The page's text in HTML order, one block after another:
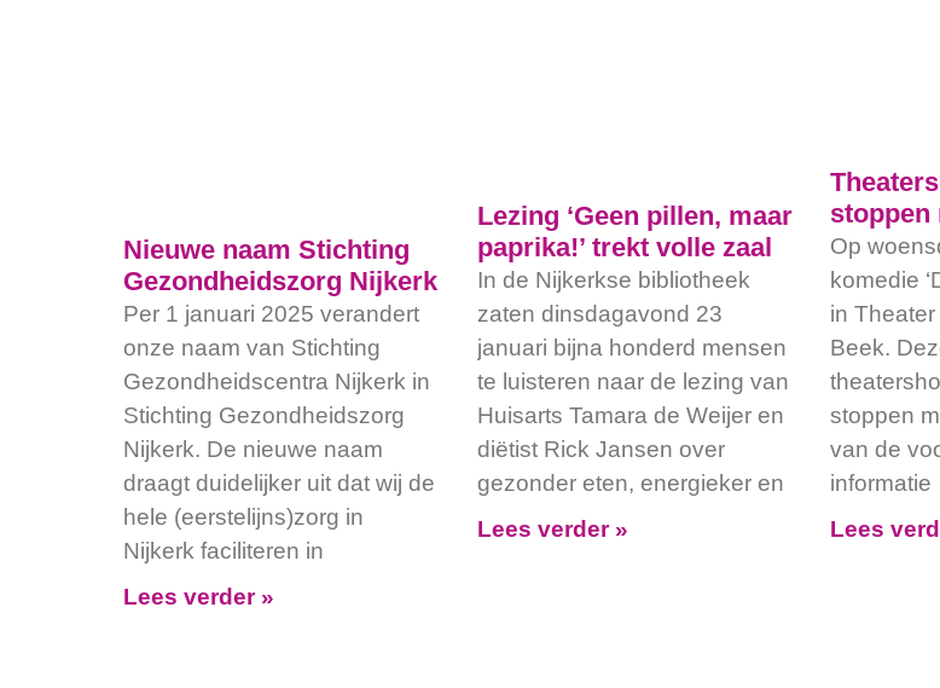
Nieuwe naam Stichting
Gezondheidszorg Nijkerk
Per 1 januari 2025 verandert
onze naam van Stichting
Gezondheidscentra Nijkerk in
Stichting Gezondheidszorg
Nijkerk. De nieuwe naam
draagt duidelijker uit dat wij de
hele (eerstelijns)zorg in
Nijkerk faciliteren in
Lees verder »
Lezing ‘Geen pillen, maar
paprika!’ trekt volle zaal
In de Nijkerkse bibliotheek
zaten dinsdagavond 23
januari bijna honderd mensen
te luisteren naar de lezing van
Huisarts Tamara de Weijer en
diëtist Rick Jansen over
gezonder eten, energieker en
Lees verder »
stoppen
Op
komedie
in
Beek.
stoppen
van de
informatie
Lees